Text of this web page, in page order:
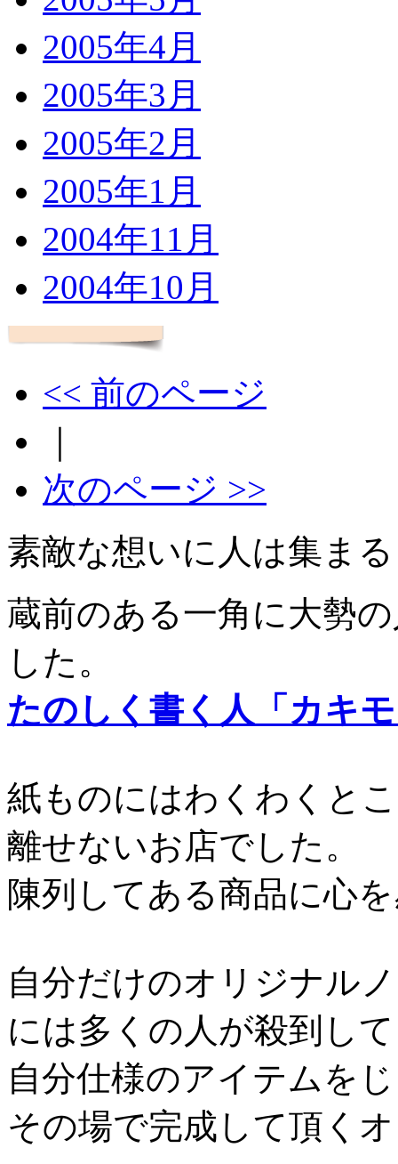
2005年4月
2005年3月
2005年2月
2005年1月
2004年11月
2004年10月
<< 前のページ
次のページ >>
素敵な想いに人は集まる
蔵前のある一角に大勢
した。
たのしく書く人「カキ
紙ものにはわくわくと
離せないお店でした。
陳列してある商品に心
自分だけのオリジナル
には多くの人が殺到して
自分仕様のアイテムを
その場で完成して頂く